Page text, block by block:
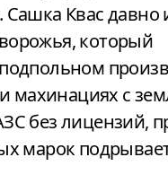
Сашка Квас давно
который
махинациях с
без лицензий,
марок